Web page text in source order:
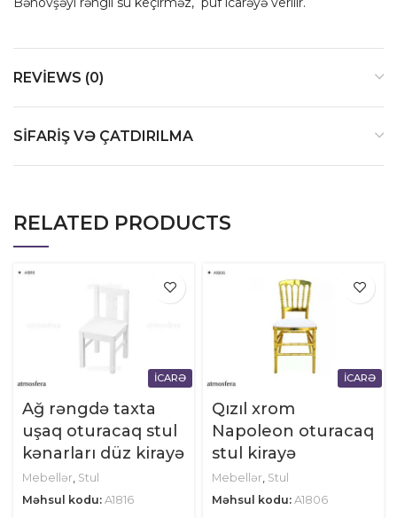
REVIEWS (0)
SIFARIŞ VƏ ÇATDIRILMA
RELATED PRODUCTS
İCARƏ
Ağ rəngdə taxta
uşaq oturacaq stul
kənarları düz kirayə
Mebellər, Stul
Məhsul kodu: A1816
İCARƏ
Qızıl xrom
Napoleon oturacaq
stul kirayə
Mebellər, Stul
Məhsul kodu: A1806